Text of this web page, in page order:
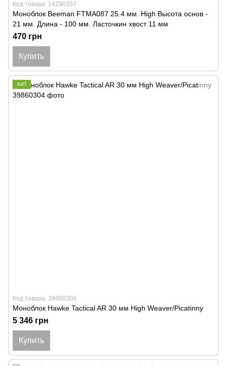
Код товара: 14290357
Моноблок Beeman FTMA087 25.4 мм. High Высота основ -
21 мм. Длина - 100 мм. Ласточкин хвост 11 мм
470 грн
Купить
ХИТ
Код товара: 39860304
Моноблок Hawke Tactical AR 30 мм High Weaver/Picatinny
5 346 грн
Купить